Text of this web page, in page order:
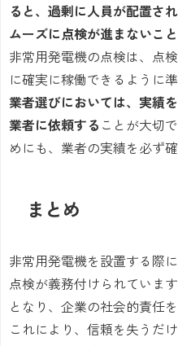
ると、過剰に人員が配置さ
ムーズに点検が進まないこと
非常用発電機の点検は、点
に確実に稼働できるように
業者選びにおいては、実績
業者に依頼する ことが大切
めにも、業者の実績を必ず
まとめ
非常用発電機を設置する際
点検が義務付けられていま
となり、企業の社会的責任
これにより、信頼を失うだ